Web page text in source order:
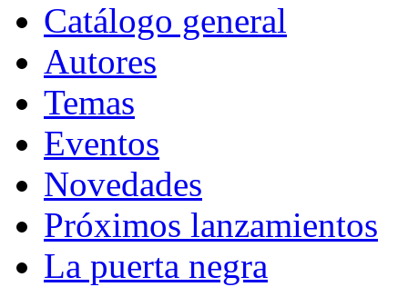
Catálogo general
Autores
Temas
Eventos
Novedades
Próximos lanzamientos
La puerta negra